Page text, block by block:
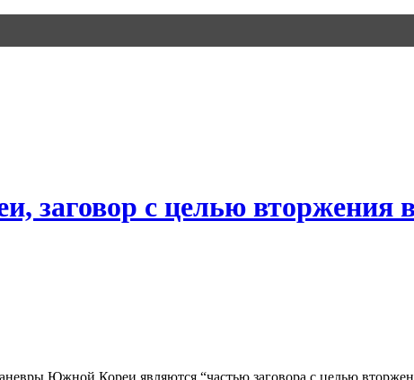
заговор с целью вторжения
Южной Кореи являются “частью заговора с целью